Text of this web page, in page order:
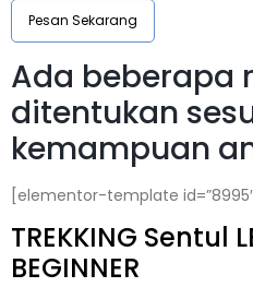
Pesan Sekarang
Ada beberapa
ditentukan
kemampuan
[elementor-template
TREKKING Sentul
BEGINNER